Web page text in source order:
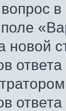
поле
новой